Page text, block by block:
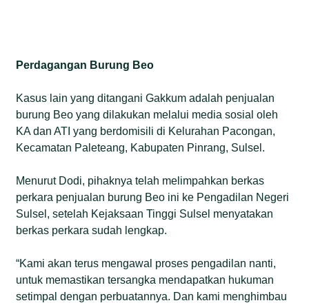
Perdagangan Burung Beo
Kasus lain yang ditangani Gakkum adalah penjualan
burung Beo yang dilakukan melalui media sosial oleh
KA dan ATI yang berdomisili di Kelurahan Pacongan,
Kecamatan Paleteang, Kabupaten Pinrang, Sulsel.
Menurut Dodi, pihaknya telah melimpahkan berkas
perkara penjualan burung Beo ini ke Pengadilan Negeri
Sulsel, setelah Kejaksaan Tinggi Sulsel menyatakan
berkas perkara sudah lengkap.
“Kami akan terus mengawal proses pengadilan nanti,
untuk memastikan tersangka mendapatkan hukuman
setimpal dengan perbuatannya. Dan kami menghimbau